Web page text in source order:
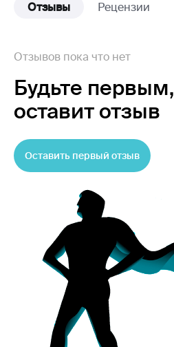
Отзывы Рецензии
Отзывов пока что нет
Будьте первым,
оставит отзыв
Оставить первый отзыв